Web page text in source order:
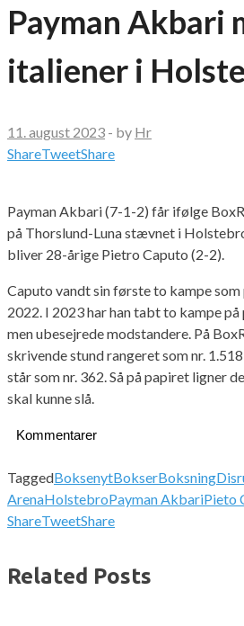
Payman Akbari
italiener i
11. august 2023 - by Hr
ShareTweetShare
Payman Akbari (7-1-2) får ifølge
på Thorslund-Luna stævnet i
bliver 28-årige Pietro Caputo (2-2).
Caputo vandt sin første to kampe
2022. I 2023 har han tabt to kampe
men ubesejrede modstandere. På
skrivende stund rangeret som nr.
står som nr. 362. Så på papiret ligner
skal kunne slå.
Kommentarer
TaggedBoksenytBokserBoksning
ArenaHolstebroPayman AkbariPieto
ShareTweetShare
Related Posts